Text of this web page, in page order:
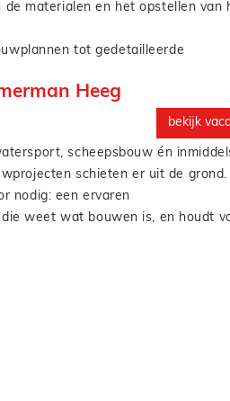
de materialen en het opstellen van
tot gedetailleerde
en BIM.
de planning en op een
inzicht verkrijgen in de
voor een actueel en
Heeg
bekijk
scheepsbouw én
schieten er uit de grond.
nodig: een ervaren
weet wat bouwen is, en houdt